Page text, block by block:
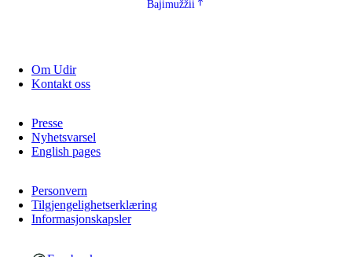
Bajimužžii
Om Udir
Kontakt oss
Presse
Nyhetsvarsel
English pages
Personvern
Tilgjengelighetserklæring
Informasjonskapsler